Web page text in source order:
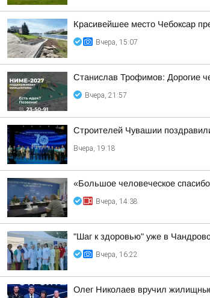
Красивейшее место Чебоксар
Вчера, 15:07
Станислав Трофимов: Дорогие
Вчера, 21:57
Строителей Чувашии
Вчера, 19:18
«Большое человеческое спасибо
Вчера, 14:38
"Шаг к здоровью" уже в
Вчера, 16:22
Олег Николаев вручил